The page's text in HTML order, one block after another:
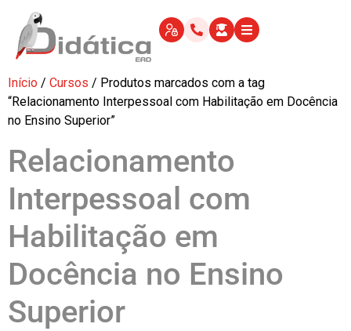
Início / Cursos / Produtos marcados com a tag
“Relacionamento Interpessoal com Habilitação em Docência
no Ensino Superior”
Relacionamento
Interpessoal com
Habilitação em
Docência no Ensino
Superior